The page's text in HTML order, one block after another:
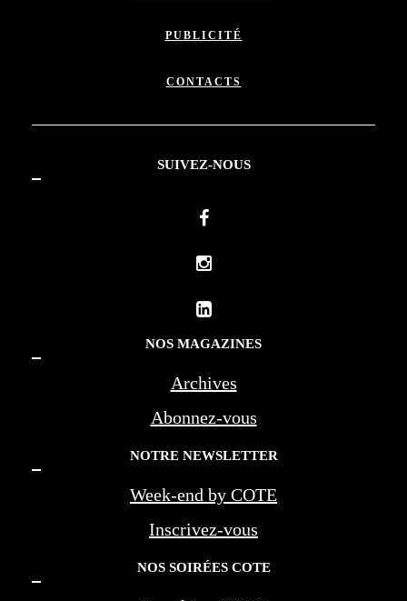
PUBLICITÉ
CONTACTS
SUIVEZ-NOUS
NOS MAGAZINES
Archives
Abonnez-vous
NOTRE NEWSLETTER
Week-end by COTE
Inscrivez-vous
NOS SOIRÉES COTE